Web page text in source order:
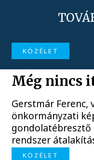
KÖZÉLET
Még nincs
Gerstmár Ferenc,
önkormányzati
gondolatébresztő
rendszer
KÖZÉLET